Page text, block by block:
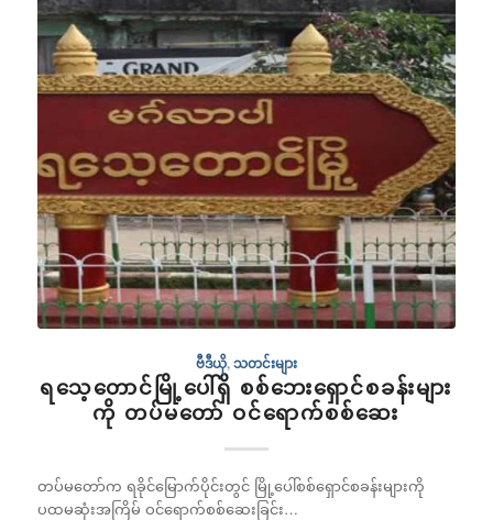
ဗီဒီယို,သတင်းများ
ရသေ့တောင်မြို့ပေါ်ရှိ စစ်ဘေးရှောင်စခန်းများ
ကို တပ်မတော် ဝင်ရောက်စစ်ဆေး
တပ်မတော်က ရခိုင်မြောက်ပိုင်းတွင် မြို့ပေါ်စစ်ရှောင်စခန်းများကို
ပထမဆုံးအကြိမ် ဝင်ရောက်စစ်ဆေးခြင်း…